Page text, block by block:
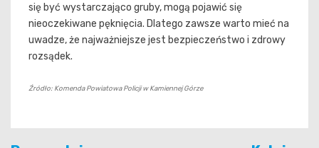
się być wystarczająco gruby, mogą pojawić się
nieoczekiwane pęknięcia. Dlatego zawsze warto mieć na
uwadze, że najważniejsze jest bezpieczeństwo i zdrowy
rozsądek.
Źródło: Komenda Powiatowa Policji w Kamiennej Górze
Nawigacja